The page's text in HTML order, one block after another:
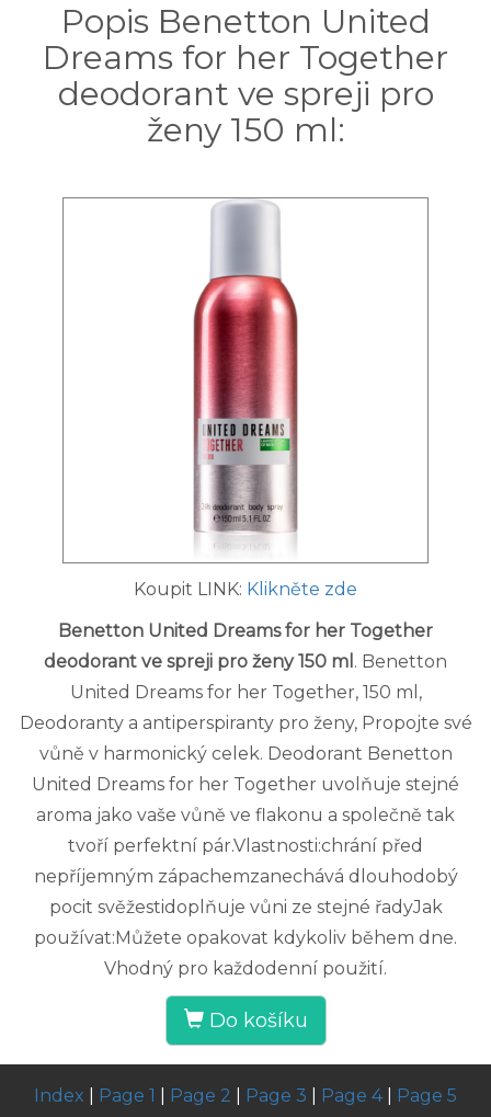
Popis Benetton United
Dreams for her Together
deodorant ve spreji pro
ženy 150 ml:
Koupit LINK: Klikněte zde
Benetton United Dreams for her Together
deodorant ve spreji pro ženy 150 ml . Benetton
United Dreams for her Together, 150 ml,
Deodoranty a antiperspiranty pro ženy, Propojte své
vůně v harmonický celek. Deodorant Benetton
United Dreams for her Together uvolňuje stejné
aroma jako vaše vůně ve flakonu a společně tak
tvoří perfektní pár.Vlastnosti:chrání před
nepříjemným zápachemzanechává dlouhodobý
pocit svěžestidoplňuje vůni ze stejné řadyJak
používat:Můžete opakovat kdykoliv během dne.
Vhodný pro každodenní použití.
Do košíku
Index Page 1 Page 2 Page 3 Page 4| Page 5